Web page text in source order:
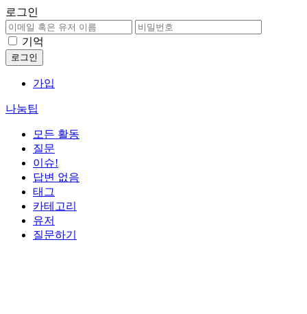
로그인
기억
가입
나눔팁
모든 활동
질문
이슈!
답변 없음
태그
카테고리
유저
질문하기